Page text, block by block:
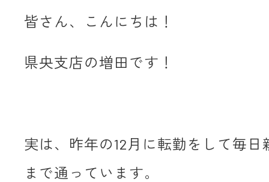
皆さん、こんにちは！
県央支店の増田です！
実は、昨年の12月に転勤をして毎日
まで通っています。